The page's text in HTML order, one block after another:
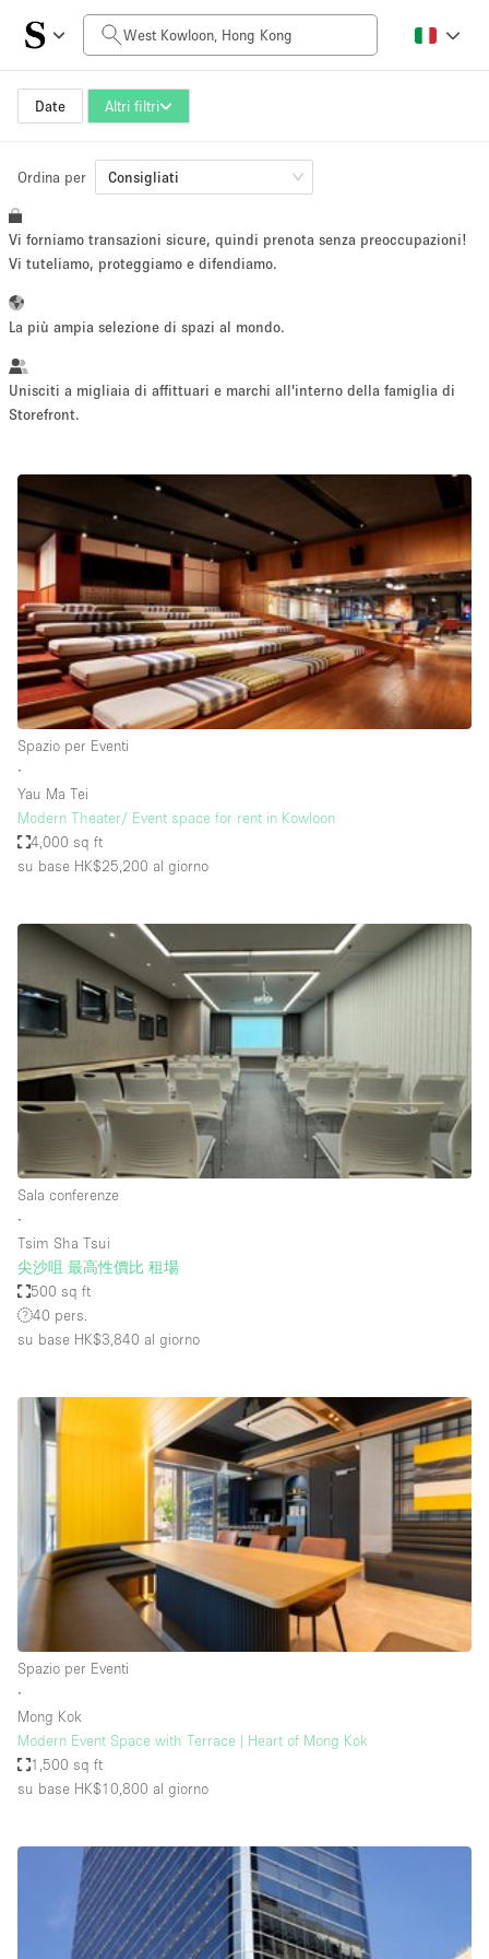
Date Altri filtri
Prezzo al giorno
HK$0
Dimensioni dello spazio
5000+ sq ft
~ 13 persone
artistico
Servizio
fotografico
Conferenza Meeting Ufficio
Acquista
Condividi
Tipo di spazio
Acquista Condividi
Atelier / Laboratorio
Camion
Container
Fiera/festival
Galleria d'arte
Hall
Imbarcazione
Negozio in centro commerciale
Sala conferenze
Sala riunioni
Salone
Spazio per Eventi
Spazio pubblicitario
Stand / Bancarella
Stand / Chiosco / Stand
Studio fotografico / riprese
Terrazzo
Uffici
Villa / Casa
Accesso per disabili
Ampia Porta d'Ingresso
Ordina per Consigliati
Vi forniamo transazioni sicure, quindi prenota senza preoccupazioni!
Vi tuteliamo, proteggiamo e difendiamo.
La più ampia selezione di spazi al mondo.
Unisciti a migliaia di affittuari e marchi all'interno della famiglia di
Storefront.
Spazio per Eventi
∙
Yau Ma Tei
Modern Theater/ Event space for rent in Kowloon
4,000 sq ft
su base HK$25,200 al giorno
Sala conferenze
∙
Tsim Sha Tsui
尖沙咀 最高性價比 租場
500 sq ft
40 pers.
su base HK$3,840 al giorno
Spazio per Eventi
∙
Mong Kok
Modern Event Space with Terrace | Heart of Mong Kok
1,500 sq ft
su base HK$10,800 al giorno